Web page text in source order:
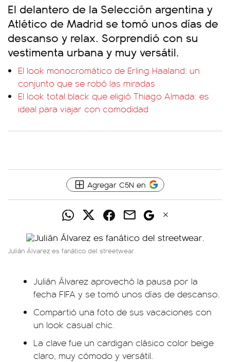
El delantero de la Selección argentina y
Atlético de Madrid se tomó unos días de
descanso y relax. Sorprendió con su
vestimenta urbana y muy versátil.
El look monocromático de Erling Haaland: un
conjunto que se robó las miradas
El look total black que eligió Thiago Almada: es
ideal para viajar con comodidad
Agregar C5N en
Julián Álvarez es fanático del streetwear.
Julián Álvarez aprovechó la pausa por la
fecha FIFA y se tomó unos días de descanso.
Compartió una foto de sus vacaciones con
un look casual chic.
La clave fue un cardigan clásico color beige
claro, muy cómodo y versátil.